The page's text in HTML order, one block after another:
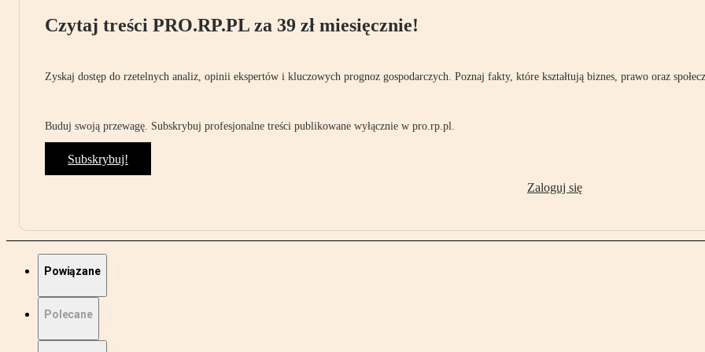
Czytaj treści PRO.RP.PL za 39 zł miesięcznie!
Zyskaj dostęp do rzetelnych analiz, opinii ekspertów i kluczowych prognoz gospodarczych. Poznaj fakty, które kształtują biznes, prawo oraz
Buduj swoją przewagę. Subskrybuj profesjonalne treści publikowane wyłącznie w pro.rp.pl.
Subskrybuj!
Zaloguj się
Powiązane
Polecane